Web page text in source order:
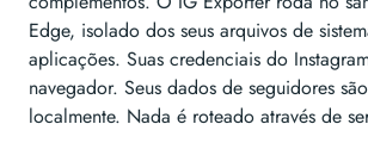
Edge, isolado dos seus arquivos de
aplicações. Suas credenciais do
navegador. Seus dados de seguidores
localmente. Nada é roteado através de